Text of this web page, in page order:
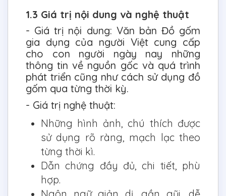
1.3 Giá trị nội dung và nghệ thuật
- Giá trị nội dung: Văn bản Đồ gốm
gia dụng của người Việt cung cấp
cho con người ngày nay những
thông tin về nguồn gốc và quá trình
phát triển cũng như cách sử dụng đồ
gốm qua từng thời kỳ.
- Giá trị nghệ thuật:
Những hình ảnh, chú thích được
sử dụng rõ ràng, mạch lạc theo
từng thời kì.
Dẫn chứng đầy đủ, chi tiết, phù
hợp.